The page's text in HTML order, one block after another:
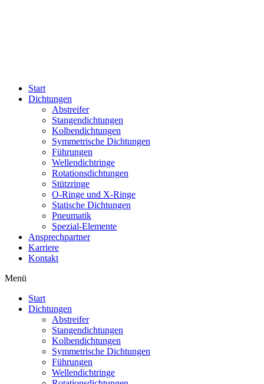
Start
Dichtungen
Abstreifer
Stangendichtungen
Kolbendichtungen
Symmetrische Dichtungen
Führungen
Wellendichtringe
Rotationsdichtungen
Stützringe
O-Ringe und X-Ringe
Statische Dichtungen
Pneumatik
Spezial-Elemente
Ansprechpartner
Karriere
Kontakt
Menü
Start
Dichtungen
Abstreifer
Stangendichtungen
Kolbendichtungen
Symmetrische Dichtungen
Führungen
Wellendichtringe